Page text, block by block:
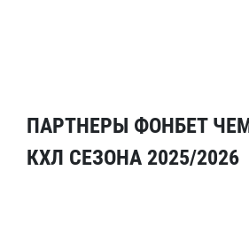
ПАРТНЕРЫ ФОНБЕТ
КХЛ СЕЗОНА 2025/2026